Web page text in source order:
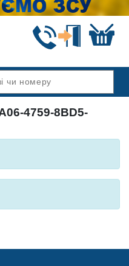
4759-8BD5-